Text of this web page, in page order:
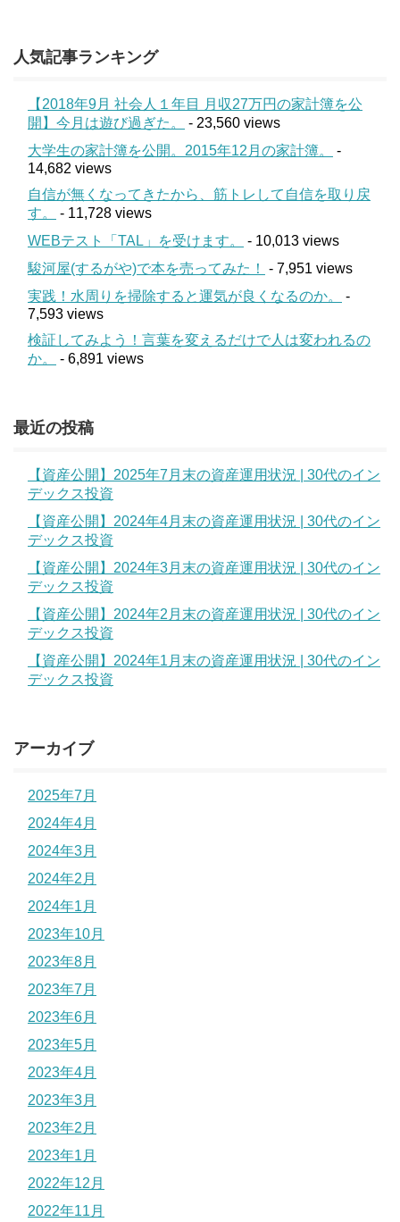
人気記事ランキング
【2018年9月 社会人１年目 月収27万円の家計簿を公
開】今月は遊び過ぎた。
- 23,560 views
大学生の家計簿を公開。2015年12月の家計簿。
-
14,682 views
自信が無くなってきたから、筋トレして自信を取り戻
す。
- 11,728 views
WEBテスト「TAL」を受けます。
- 10,013 views
駿河屋(するがや)で本を売ってみた！
- 7,951 views
実践！水周りを掃除すると運気が良くなるのか。
-
7,593 views
検証してみよう！言葉を変えるだけで人は変われるの
か。
- 6,891 views
最近の投稿
【資産公開】2025年7月末の資産運用状況 | 30代のイン
デックス投資
【資産公開】2024年4月末の資産運用状況 | 30代のイン
デックス投資
【資産公開】2024年3月末の資産運用状況 | 30代のイン
デックス投資
【資産公開】2024年2月末の資産運用状況 | 30代のイン
デックス投資
【資産公開】2024年1月末の資産運用状況 | 30代のイン
デックス投資
アーカイブ
2025年7月
2024年4月
2024年3月
2024年2月
2024年1月
2023年10月
2023年8月
2023年7月
2023年6月
2023年5月
2023年4月
2023年3月
2023年2月
2023年1月
2022年12月
2022年11月